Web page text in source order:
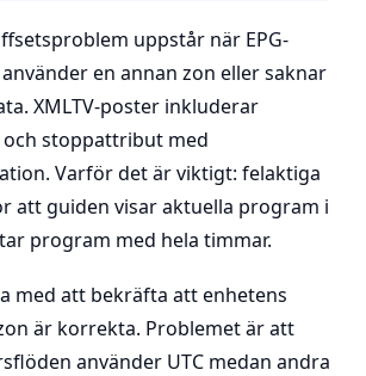
uppstår när EPG-
en annan zon eller saknar
XMLTV-poster inkluderar
stoppattribut med
Varför det är viktigt: felaktiga
att guiden visar aktuella program i
program med hela timmar.
med att bekräfta att enhetens
är korrekta. Problemet är att
använder UTC medan andra